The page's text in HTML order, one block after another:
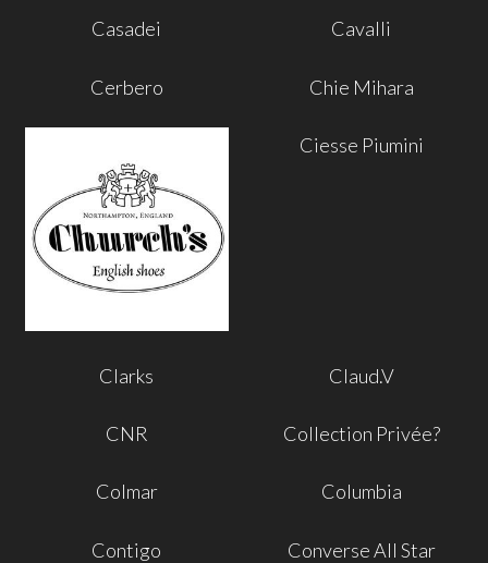
Casadei Cavalli
Cerbero Chie Mihara
Ciesse Piumini
Clarks Claud.V
CNR Collection Privée?
Colmar Columbia
Contigo Converse All Star